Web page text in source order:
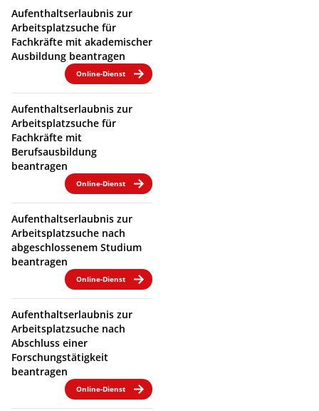
Aufenthaltserlaubnis zur
Arbeitsplatzsuche für
Fachkräfte mit akademischer
Ausbildung beantragen
Online-Dienst
Aufenthaltserlaubnis zur
Arbeitsplatzsuche für
Fachkräfte mit
Berufsausbildung
beantragen
Online-Dienst
Aufenthaltserlaubnis zur
Arbeitsplatzsuche nach
abgeschlossenem Studium
beantragen
Online-Dienst
Aufenthaltserlaubnis zur
Arbeitsplatzsuche nach
Abschluss einer
Forschungstätigkeit
beantragen
Online-Dienst